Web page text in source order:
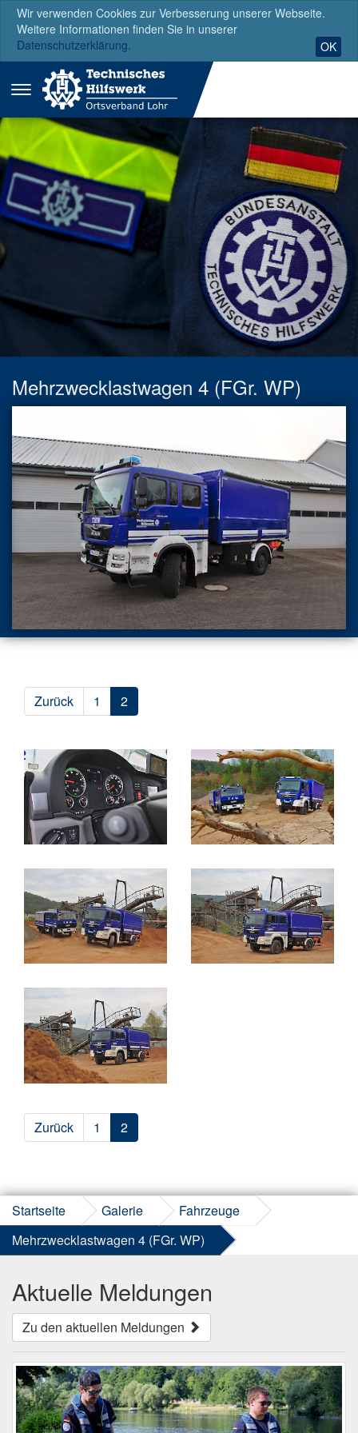
Wir verwenden Cookies zur Verbesserung unserer Webseite.
Weitere Informationen finden Sie in unserer
Datenschutzerklärung.
OK
Menü
ausklappen
Mehrzwecklastwagen 4 (FGr. WP)
Zurück 1 2
Zurück 1 2
Startseite Galerie
Fahrzeuge
Mehrzwecklastwagen 4 (FGr. WP)
Aktuelle Meldungen
Zu den aktuellen Meldungen